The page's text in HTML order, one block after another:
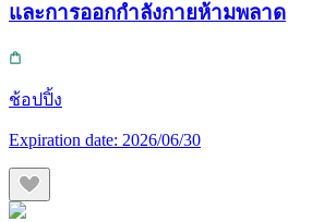
และการออกกำลังกายห้ามพลาด
ช้อปปิ้ง
Expiration date: 2026/06/30